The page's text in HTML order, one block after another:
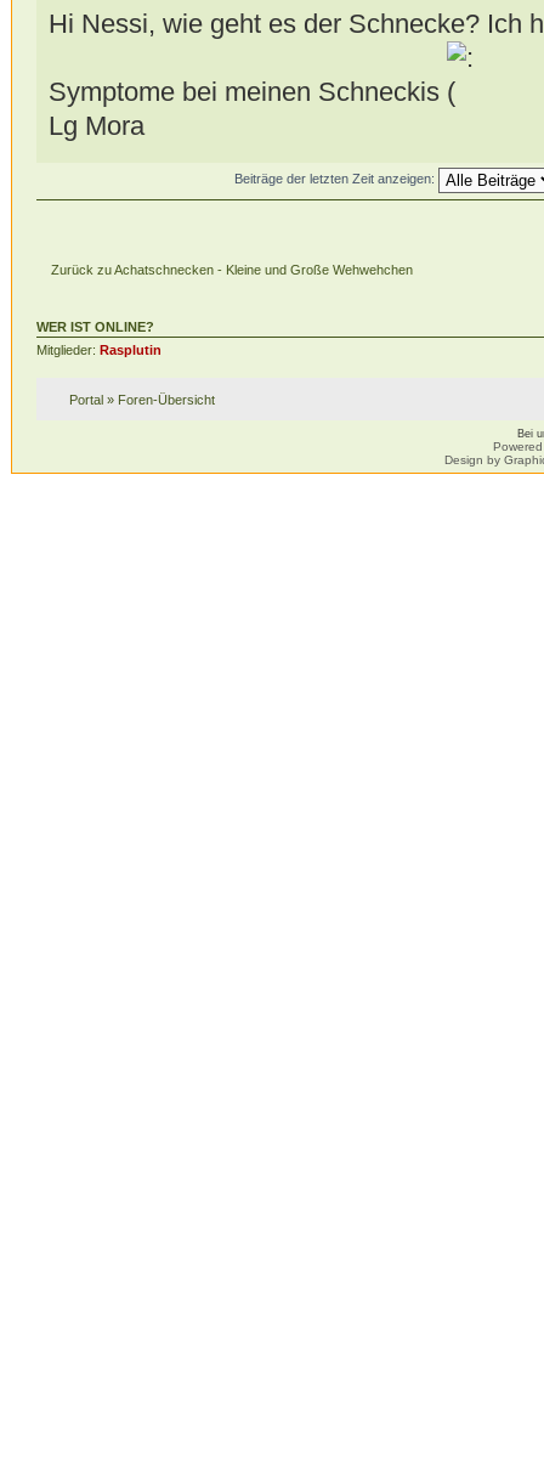
Hi Nessi, wie geht es der Schnecke? Ich
Symptome bei meinen Schneckis
Lg Mora
Beiträge der letzten Zeit anzeigen:
Zurück zu Achatschnecken - Kleine und Große Wehwehchen
WER IST ONLINE?
Mitglieder: Rasplutin
Portal » Foren-Übersicht
Bei
Design by